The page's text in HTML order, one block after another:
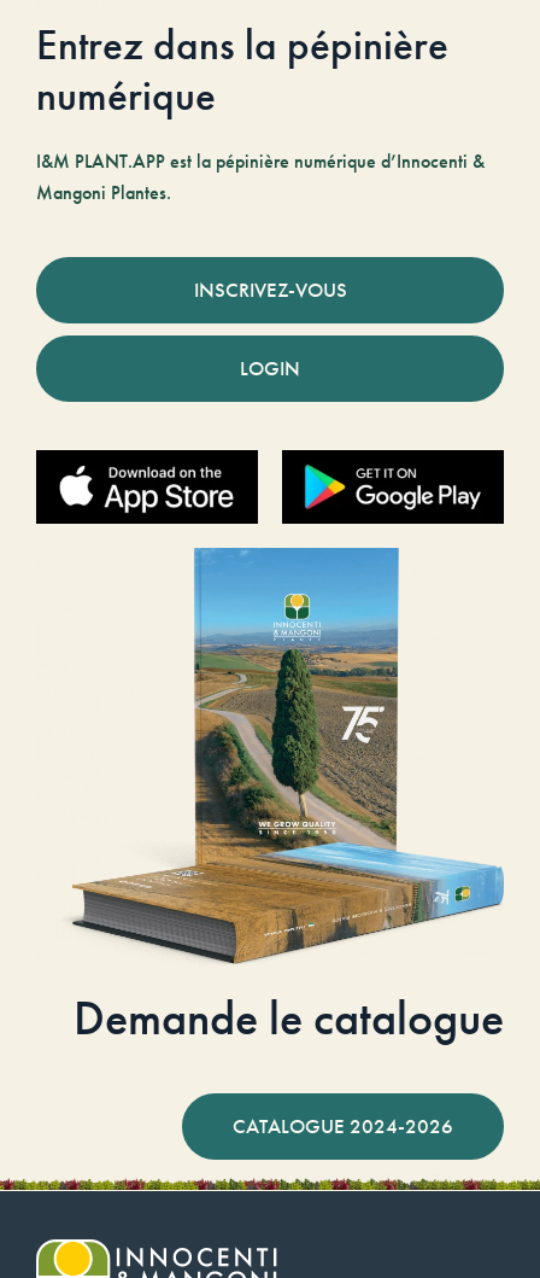
Entrez dans la pépinière
numérique
I&M PLANT.APP est la pépinière numérique d’Innocenti &
Mangoni Plantes.
INSCRIVEZ-VOUS
LOGIN
Demande le catalogue
CATALOGUE 2024-2026